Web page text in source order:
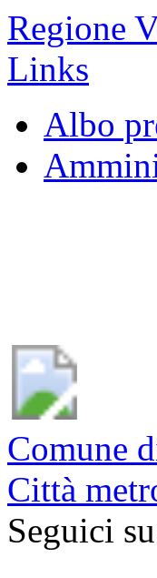
Regione
Links
Albo
Comune
Città
Seguici